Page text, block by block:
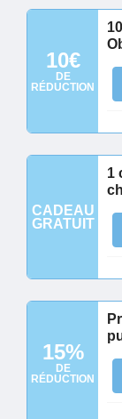
10€
DE
RÉDUCTION
CADEAU
GRATUIT
1
15%
DE
RÉDUCTION